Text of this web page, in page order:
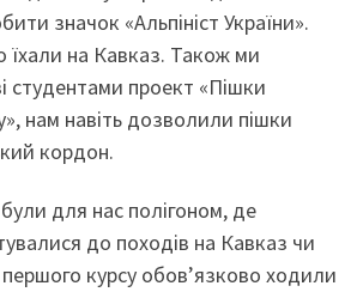
значок «Альпініст України».
їхали на Кавказ. Також ми
студентами проект «Пішки
нам навіть дозволили пішки
кордон.
для нас полігоном, де
до походів на Кавказ чи
курсу обов’язково ходили